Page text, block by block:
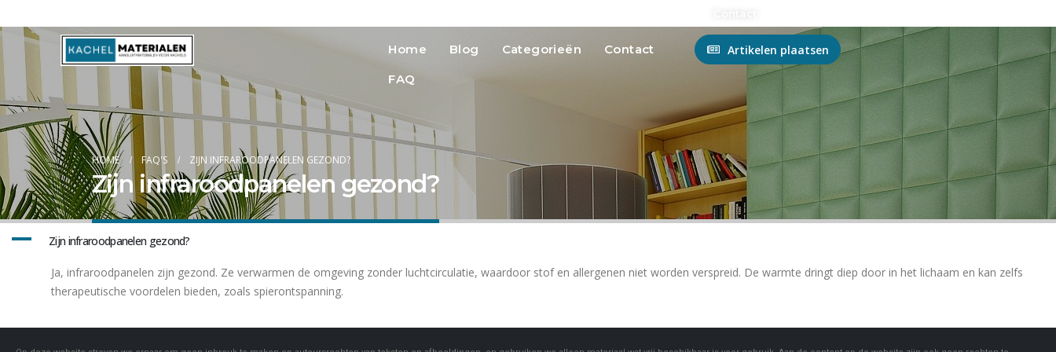
Home Blog Categorieën
Contact
FAQ
Artikelen plaatsen
HOME FAQ'S ZIJN INFRAROODPANELEN GEZOND?
Zijn infraroodpanelen gezond?
A Zijn infraroodpanelen gezond?
Ja, infraroodpanelen zijn gezond. Ze verwarmen de omgeving zonder luchtcirculatie, waardoor stof en allergenen niet worden verspreid. De warmte dringt diep door in het lichaam en kan zelfs
therapeutische voordelen bieden, zoals spierontspanning.